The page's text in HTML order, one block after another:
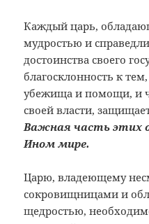
Каждый царь,
мудростью и
достоинства своего
благосклонность к
убежища и помощи, и
своей власти,
Важная часть этих
Ином мире.
Царю, владеющему
сокровищницами и
щедростью,